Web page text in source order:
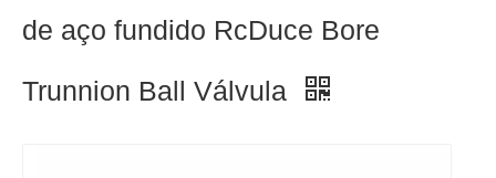
de aço fundido RcDuce Bore
Trunnion Ball Válvula